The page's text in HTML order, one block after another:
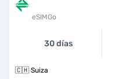
eSIMGo
30 días
🇨🇭 Suiza